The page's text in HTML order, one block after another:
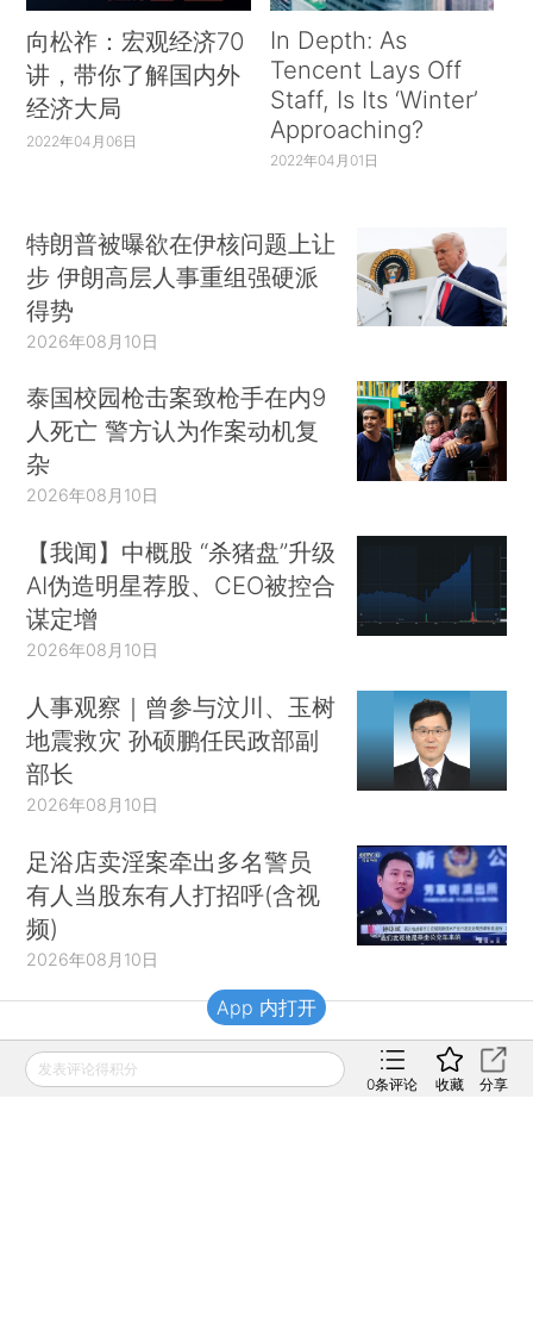
向松祚：宏观经济70
讲，带你了解国内外
经济大局
2022年04月06日
In Depth: As
Tencent Lays Off
Staff, Is Its ‘Winter’
Approaching?
2022年04月01日
特朗普被曝欲在伊核问题上让
步 伊朗高层人事重组强硬派
得势
2026年08月10日
泰国校园枪击案致枪手在内9
人死亡 警方认为作案动机复
杂
2026年08月10日
【我闻】中概股 “杀猪盘”升级
AI伪造明星荐股、CEO被控合
谋定增
2026年08月10日
人事观察｜曾参与汶川、玉树
地震救灾 孙硕鹏任民政部副
部长
2026年08月10日
足浴店卖淫案牵出多名警员
有人当股东有人打招呼(含视
频)
2026年08月10日
财新移动
发表评论得积分
0条评论 收藏 分享
App 内打开